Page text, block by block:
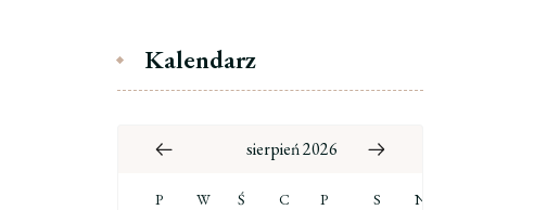
Kalendarz
sierpień 2026
P W Ś C P S N